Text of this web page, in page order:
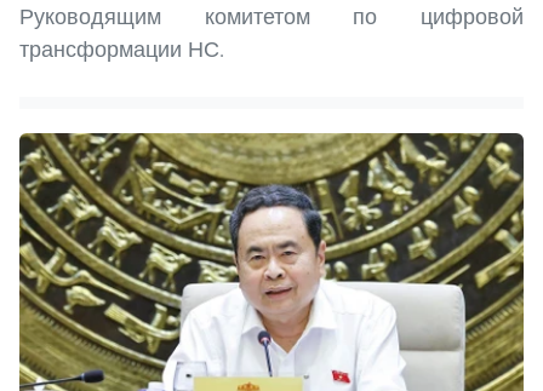
Руководящим комитетом по цифровой
трансформации НС.